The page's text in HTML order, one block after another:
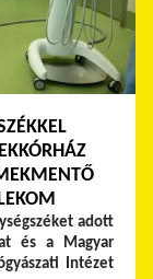
adott
és a Magyar
Intézet